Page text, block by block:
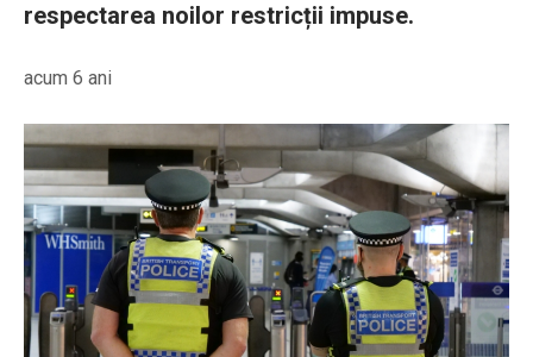
respectarea noilor restricții impuse.
acum 6 ani